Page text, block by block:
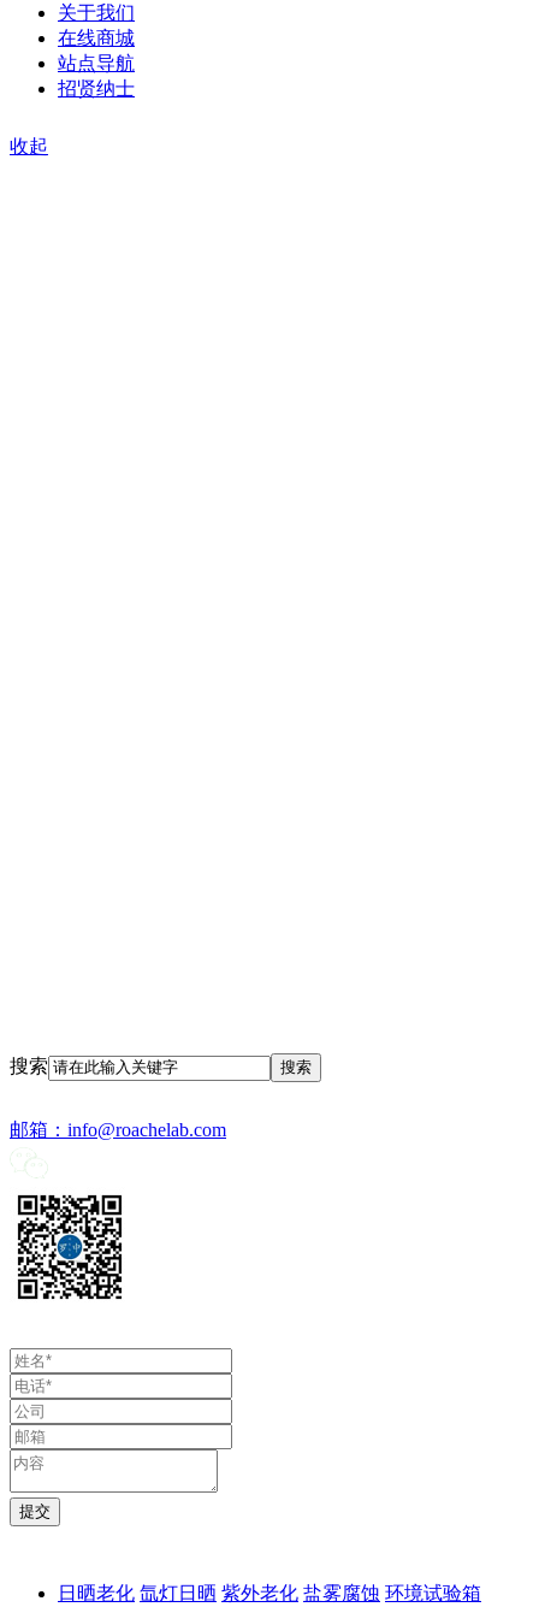
关于我们
在线商城
站点导航
招贤纳士
收起
搜索
邮箱： info@roachelab.com‍
日晒老化 氙灯日晒 紫外老化 盐雾腐蚀 环境试验箱